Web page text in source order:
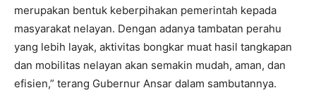
merupakan bentuk keberpihakan pemerintah kepada
masyarakat nelayan. Dengan adanya tambatan perahu
yang lebih layak, aktivitas bongkar muat hasil tangkapan
dan mobilitas nelayan akan semakin mudah, aman, dan
efisien,” terang Gubernur Ansar dalam sambutannya.